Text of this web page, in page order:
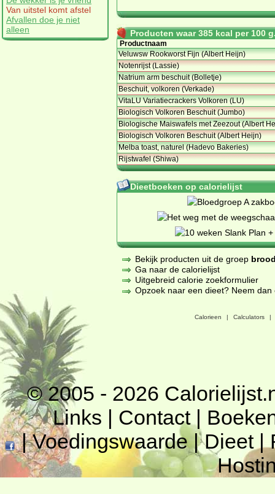
Van uitstel komt afstel
Afvallen doe je niet
alleen
Producten waar 385 kcal per 100
Productnaam
Veluwsw Rookworst Fijn (Albert Heijn)
Notenrijst (Lassie)
Natrium arm beschuit (Bolletje)
Beschuit, volkoren (Verkade)
VitaLU Variatiecrackers Volkoren (LU)
Biologisch Volkoren Beschuit (Jumbo)
Biologische Maiswafels met Zeezout (Albert
Biologisch Volkoren Beschuit (Albert Heijn)
Melba toast, naturel (Hadevo Bakeries)
Rijstwafel (Shiwa)
Dieetboeken op calorielijst
Bekijk producten uit de groep
Ga naar de calorielijst
Uitgebreid calorie zoekformulier
Opzoek naar een dieet? Neem
Calorieen | Calculators |
© 2005 - 2026
Links | Contact|
|Voedingswaarde|Dieet|